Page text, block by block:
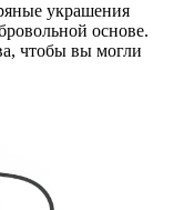
украшения
основе.
чтобы вы могли